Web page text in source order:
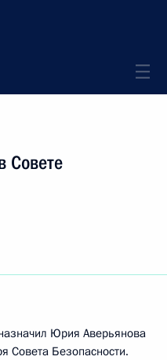
Совете
Юрия Аверьянова
Совета Безопасности.